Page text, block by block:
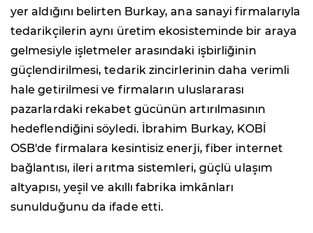
yer aldığını belirten Burkay, ana sanayi firmalarıyla
tedarikçilerin aynı üretim ekosisteminde bir araya
gelmesiyle işletmeler arasındaki işbirliğinin
güçlendirilmesi, tedarik zincirlerinin daha verimli
hale getirilmesi ve firmaların uluslararası
pazarlardaki rekabet gücünün artırılmasının
hedeflendiğini söyledi. İbrahim Burkay, KOBİ
OSB'de firmalara kesintisiz enerji, fiber internet
bağlantısı, ileri arıtma sistemleri, güçlü ulaşım
altyapısı, yeşil ve akıllı fabrika imkânları
sunulduğunu da ifade etti.